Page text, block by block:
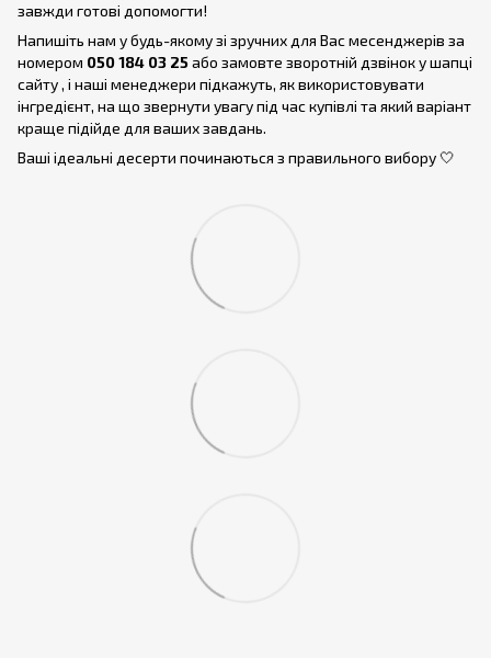
завжди готові допомогти!
Напишіть нам у будь-якому зі зручних для Вас месенджерів за
номером 050 184 03 25або замовте зворотній дзвінок у шапці
сайту , і наші менеджери підкажуть, як використовувати
інгредієнт, на що звернути увагу під час купівлі та який варіант
краще підійде для ваших завдань.
Ваші ідеальні десерти починаються з правильного вибору 🤍